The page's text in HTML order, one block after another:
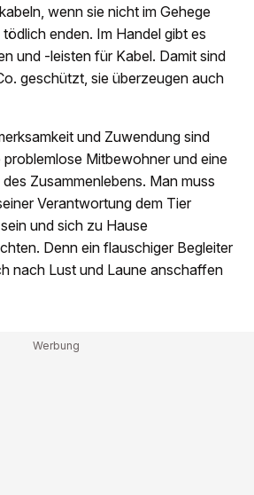
wenn sie nicht im Gehege
enden. Im Handel gibt es
und -leisten für Kabel. Damit sind
geschützt, sie überzeugen auch
und Zuwendung sind
Mitbewohner und eine
Zusammenlebens. Man muss
Verantwortung dem Tier
und sich zu Hause
Denn ein flauschiger Begleiter
nach Lust und Laune anschaffen